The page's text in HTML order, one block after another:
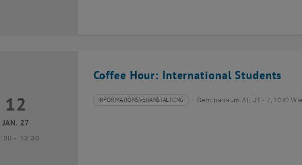
Coffee Hour: International Students
Januar 2027
12
JAN. 27
- bis
13:30
Veranstaltungstyp:
INFORMATIONSVERANSTALTUNG
Veranstaltungsort: Seminarraum AE U1 - 7, 1040